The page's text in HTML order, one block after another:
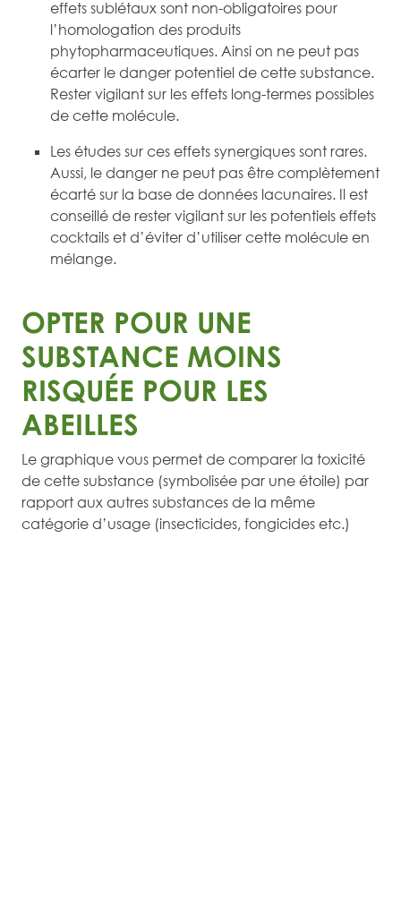
effets sublétaux sont non-obligatoires pour
l’homologation des produits
phytopharmaceutiques. Ainsi on ne peut pas
écarter le danger potentiel de cette substance.
Rester vigilant sur les effets long-termes possibles
de cette molécule.
Les études sur ces effets synergiques sont rares.
Aussi, le danger ne peut pas être complètement
écarté sur la base de données lacunaires. Il est
conseillé de rester vigilant sur les potentiels effets
cocktails et d’éviter d’utiliser cette molécule en
mélange.
OPTER POUR UNE
SUBSTANCE MOINS
RISQUÉE POUR LES
ABEILLES
Le graphique vous permet de comparer la toxicité
de cette substance (symbolisée par une étoile) par
rapport aux autres substances de la même
catégorie d’usage (insecticides, fongicides etc.)